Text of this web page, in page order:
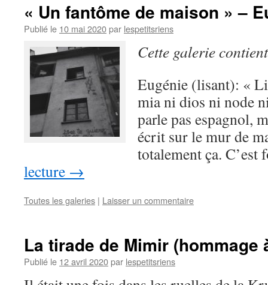
« Un fantôme de maison » –
Publié le 10 mai 2020par lespetitsriens
Cette galerie
Eugénie (lisant): «
mia ni dios ni node
parle pas espagnol,
écrit sur le mur de
totalement ça.
lecture →
Toutes les galeries | Laisser un commentaire
La tirade de Mimir (hommage
Publié le 12 avril 2020par lespetitsriens